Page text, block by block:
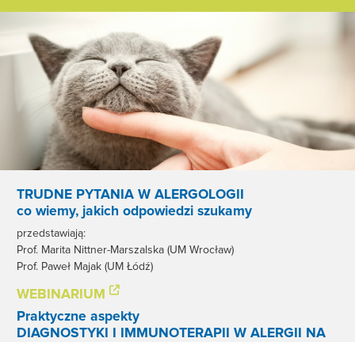
TRUDNE PYTANIA W ALERGOLOGII
co wiemy, jakich odpowiedzi szukamy
przedstawiają:
Prof. Marita Nittner-Marszalska (UM Wrocław)
Prof. Paweł Majak (UM Łódź)
WEBINARIUM
Praktyczne aspekty
DIAGNOSTYKI I IMMUNOTERAPII W ALERGII NA